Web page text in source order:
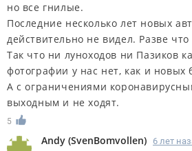
но все гнилые.
Последние несколько лет новых
действительно не видел. Разве
Так что ни луноходов ни Пазиков
фотографии у нас нет, как и новых
А с ограничениями
выходным и не ходят.
5
Andy (SvenBomvollen) 6 лет